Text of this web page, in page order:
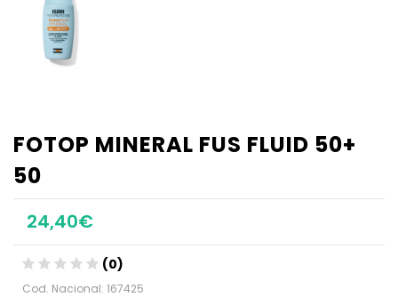
FOTOP MINERAL FUS FLUID 50+
50
24,40€
(0)
Cod. Nacional: 167425